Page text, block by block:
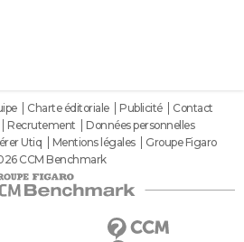
Charte éditoriale Publicité
Contact
Recrutement
Données personnelles
Utiq Mentions légales
Groupe Figaro
CCM Benchmark